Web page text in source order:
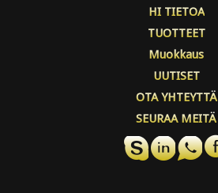
HI TIETOA
TUOTTEET
Muokkaus
UUTISET
OTA YHTEYTTÄ
SEURAA MEITÄ